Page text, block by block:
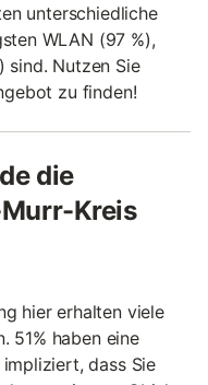
unterschiedliche
WLAN (97 %),
sind. Nutzen Sie
zu finden!
die
Kreis
hier erhalten viele
51% haben eine
dass Sie